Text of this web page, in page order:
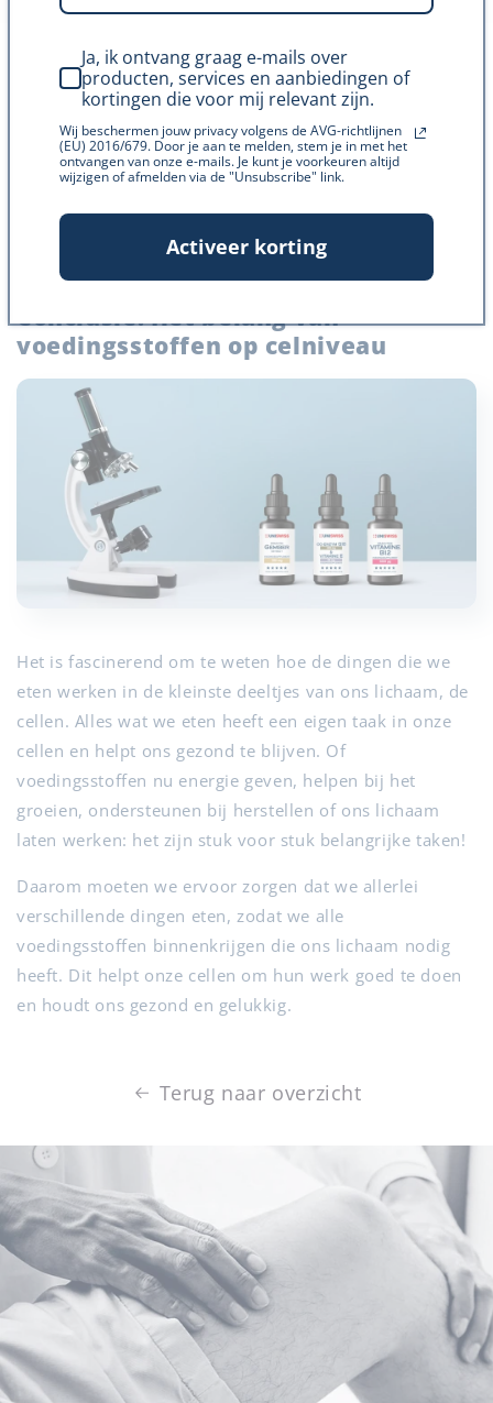
belangrijkste energiebron voor de meeste cellen.
Glucose is een vorm van suiker. Vetten kunnen ook
tijdens periodes van vasten of tijdens zware
lichamelijke inspanning of sporten. B-vitaminen spelen
een belangrijke rol in de stofwisseling van zowel
glucose als vetten. Ze helpen om energie vrij te maken
uit deze voedingsstoffen.
Conclusie: Het belang van
voedingsstoffen op celniveau
Het is fascinerend om te weten hoe de dingen die we
eten werken in de kleinste deeltjes van ons lichaam, de
cellen. Alles wat we eten heeft een eigen taak in onze
cellen en helpt ons gezond te blijven. Of
voedingsstoffen nu energie geven, helpen bij het
groeien, ondersteunen bij herstellen of ons lichaam
laten werken: het zijn stuk voor stuk belangrijke taken!
Daarom moeten we ervoor zorgen dat we allerlei
verschillende dingen eten, zodat we alle
voedingsstoffen binnenkrijgen die ons lichaam nodig
heeft. Dit helpt onze cellen om hun werk goed te doen
en houdt ons gezond en gelukkig.
Terug naar overzicht
Ja, ik ontvang graag e-mails over
producten, services en aanbiedingen of
kortingen die voor mij relevant zijn.
Wij beschermen jouw privacy volgens de AVG-richtlijnen
(EU) 2016/679. Door je aan te melden, stem je in met het
ontvangen van onze e-mails. Je kunt je voorkeuren altijd
wijzigen of afmelden via de "Unsubscribe" link.
Activeer korting